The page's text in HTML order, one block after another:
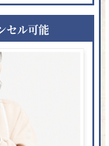
セル可能